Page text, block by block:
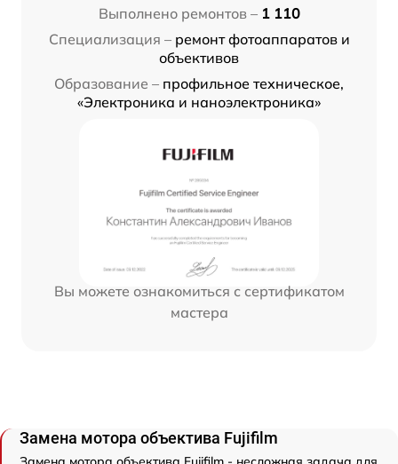
Выполнено ремонтов – 1 110
Специализация – ремонт фотоаппаратов и
объективов
Образование – профильное техническое,
«Электроника и наноэлектроника»
Вы можете ознакомиться с сертификатом
мастера
Замена мотора объектива Fujifilm